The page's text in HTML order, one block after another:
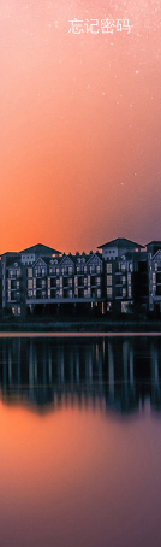
忘记密码